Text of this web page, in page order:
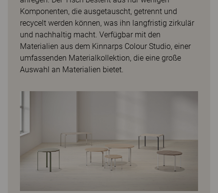
Komponenten, die ausgetauscht, getrennt und
recycelt werden können, was ihn langfristig zirkulär
und nachhaltig macht. Verfügbar mit den
Materialien aus dem Kinnarps Colour Studio, einer
umfassenden Materialkollektion, die eine große
Auswahl an Materialien bietet.